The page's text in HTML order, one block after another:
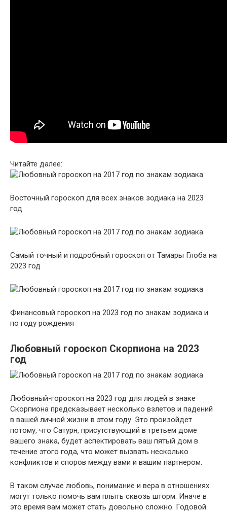
Читайте далее:
Восточный гороскоп для всех знаков зодиака на 2023
год
Самый точный и подробный гороскоп от Тамары Глоба на
2023 год
Финансовый гороскоп на 2023 год по знакам зодиака и
по году рождения
Любовный гороскоп Скорпиона на 2023
год
Любовный-гороскоп на 2023 год для людей в знаке
Скорпиона предсказывает несколько взлетов и падений
в вашей личной жизни в этом году. Это произойдет
потому, что Сатурн, присутствующий в третьем доме
вашего знака, будет аспектировать ваш пятый дом в
течение этого года, что может вызвать несколько
конфликтов и споров между вами и вашим партнером.
В таком случае любовь, понимание и вера в отношениях
могут только помочь вам плыть сквозь шторм. Иначе в
это время вам может стать довольно сложно. Годовой